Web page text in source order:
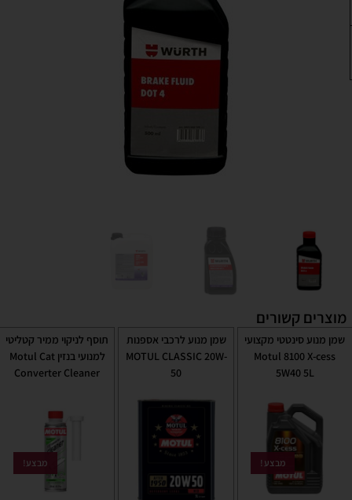
מוצרים קשורים
שמן מנוע סינטטי מקצועי
Motul 8100 X-cess
5W40 5L
מבצע!
שמן מנוע לרכבי אספנות
MOTUL CLASSIC 20W-
50
תוסף לניקוי ממיר קטליטי
למנועי בנזין Motul Cat
Converter Cleaner
מבצע!